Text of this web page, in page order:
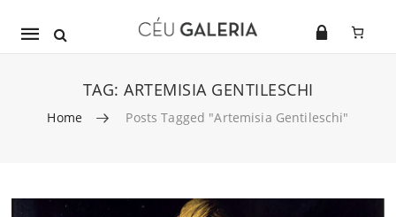
Mobile
TAG: ARTEMISIA GENTILESCHI
Home Posts Tagged "Artemisia Gentileschi"
Skip to content